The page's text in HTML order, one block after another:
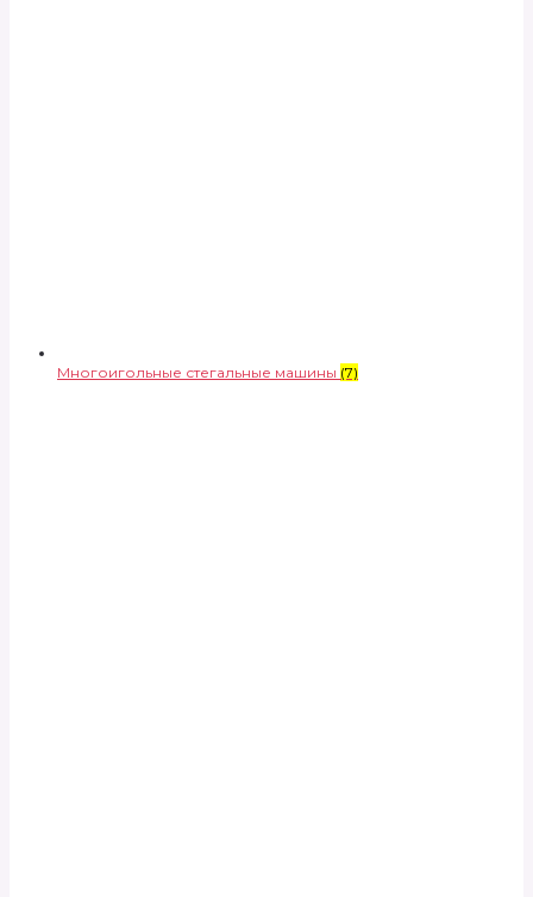
Многоигольные стегальные машины (7)